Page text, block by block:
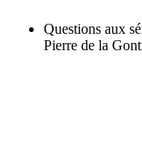
Questions aux
Pierre de la